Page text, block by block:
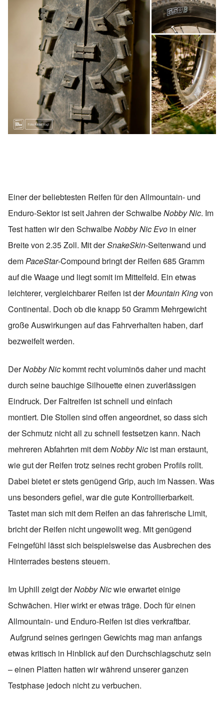
Einer der beliebtesten Reifen für den Allmountain- und
Enduro-Sektor ist seit Jahren der SchwalbeNobby Nic. Im
Test hatten wir den SchwalbeNobby Nic Evo in einer
Breite von 2.35 Zoll. Mit derSnakeSkin-Seitenwand und
demPaceStar-Compound bringt der Reifen 685 Gramm
auf die Waage und liegt somit im Mittelfeld. Ein etwas
leichterer, vergleichbarer Reifen ist derMountain Kingvon
Continental. Doch ob die knapp 50 Gramm Mehrgewicht
große Auswirkungen auf das Fahrverhalten haben, darf
bezweifelt werden.
DerNobby Nic kommt recht voluminös daher und macht
durch seine bauchige Silhouette einen zuverlässigen
Eindruck. Der Faltreifen ist schnell und einfach
montiert. Die Stollen sind offen angeordnet, so dass sich
der Schmutz nicht all zu schnell festsetzen kann. Nach
mehreren Abfahrten mit demNobby Nic ist man erstaunt,
wie gut der Reifen trotz seines recht groben Profils rollt.
Dabei bietet er stets genügend Grip, auch im Nassen. Was
uns besonders gefiel, war die gute Kontrollierbarkeit.
Tastet man sich mit dem Reifen an das fahrerische Limit,
bricht der Reifen nicht ungewollt weg. Mit genügend
Feingefühl lässt sich beispielsweise das Ausbrechen des
Hinterrades bestens steuern.
Im Uphill zeigt derNobby Nicwie erwartet einige
Schwächen. Hier wirkt er etwas träge. Doch für einen
Allmountain- und Enduro-Reifen ist dies verkraftbar.
Aufgrund seines geringen Gewichts mag man anfangs
etwas kritisch in Hinblick auf den Durchschlagschutz sein
– einen Platten hatten wir während unserer ganzen
Testphase jedoch nicht zu verbuchen.